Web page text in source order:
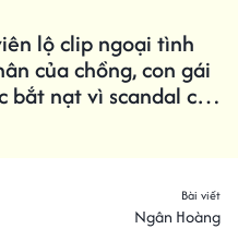
lộ clip ngoại tình
của chồng, con gái
bắt nạt vì scandal của
Bài viết
Ngân Hoàng